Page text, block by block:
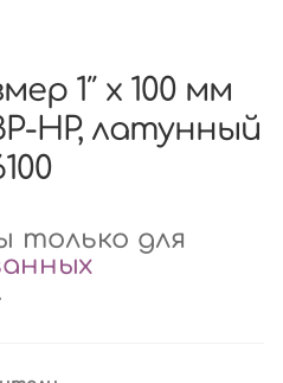
1″ х 100 мм
НР, латунный
только для